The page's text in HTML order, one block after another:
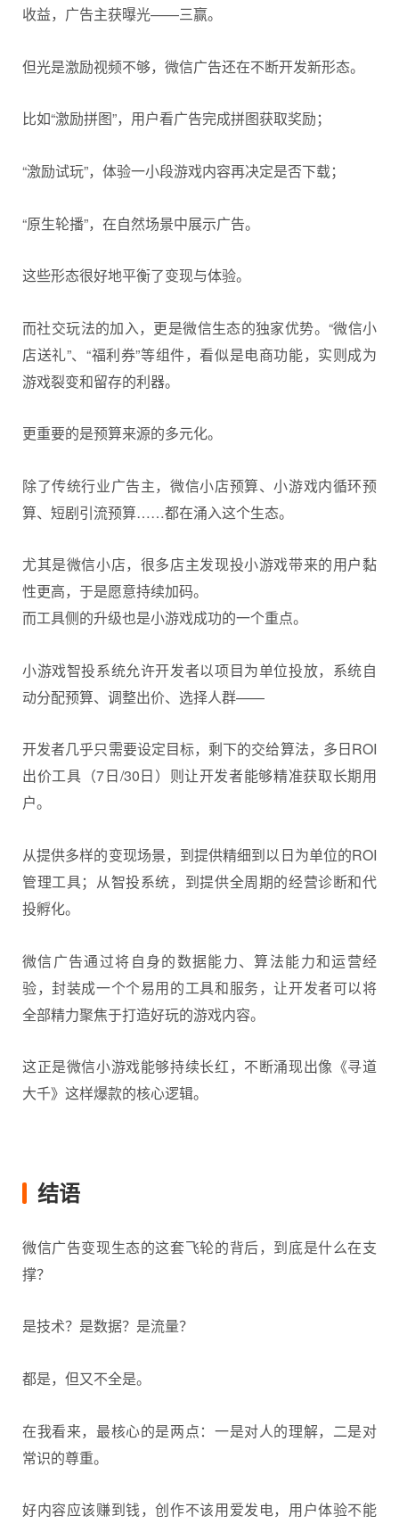
收益，广告主获曝光——三赢。
但光是激励视频不够，微信广告还在不断开发新形态。
比如“激励拼图”，用户看广告完成拼图获取奖励；
“激励试玩”，体验一小段游戏内容再决定是否下载；
“原生轮播”，在自然场景中展示广告。
这些形态很好地平衡了变现与体验。
而社交玩法的加入，更是微信生态的独家优势。“微信小
店送礼”、“福利券”等组件，看似是电商功能，实则成为
游戏裂变和留存的利器。
更重要的是预算来源的多元化。
除了传统行业广告主，微信小店预算、小游戏内循环预
算、短剧引流预算……都在涌入这个生态。
尤其是微信小店，很多店主发现投小游戏带来的用户黏
性更高，于是愿意持续加码。
而工具侧的升级也是小游戏成功的一个重点。
小游戏智投系统允许开发者以项目为单位投放，系统自
动分配预算、调整出价、选择人群——
开发者几乎只需要设定目标，剩下的交给算法，多日ROI
出价工具（7日/30日）则让开发者能够精准获取长期用
户。
从提供多样的变现场景，到提供精细到以日为单位的ROI
管理工具；从智投系统，到提供全周期的经营诊断和代
投孵化。
微信广告通过将自身的数据能力、算法能力和运营经
验，封装成一个个易用的工具和服务，让开发者可以将
全部精力聚焦于打造好玩的游戏内容。
这正是微信小游戏能够持续长红，不断涌现出像《寻道
大千》这样爆款的核心逻辑。
结语
微信广告变现生态的这套飞轮的背后，到底是什么在支
撑？
是技术？是数据？是流量？
都是，但又不全是。
在我看来，最核心的是两点：一是对人的理解，二是对
常识的尊重。
好内容应该赚到钱，创作不该用爱发电，用户体验不能